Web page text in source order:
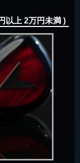
以上 2万円未満 )